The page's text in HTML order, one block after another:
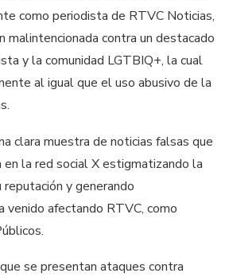
como periodista de RTVC Noticias,
malintencionada contra un destacado
y la comunidad LGTBIQ+, la cual
al igual que el uso abusivo de la
clara muestra de noticias falsas que
la red social X estigmatizando la
y generando
venido afectando RTVC, como
se presentan ataques contra